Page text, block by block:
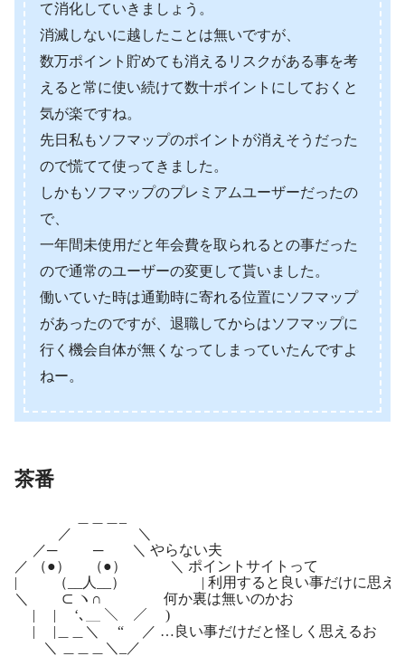
て消化していきましょう。
消滅しないに越したことは無いですが、
数万ポイント貯めても消えるリスクがある事を考
えると常に使い続けて数十ポイントにしておくと
気が楽ですね。
先日私もソフマップのポイントが消えそうだった
ので慌てて使ってきました。
しかもソフマップのプレミアムユーザーだったの
で、
一年間未使用だと年会費を取られるとの事だった
ので通常のユーザーの変更して貰いました。
働いていた時は通勤時に寄れる位置にソフマップ
があったのですが、退職してからはソフマップに
行く機会自体が無くなってしまっていたんですよ
ねー。
茶番
／ ＼
／─ ─ ＼ やらない夫
／ （●） （●） ＼ ポイントサイトって
| （__人__） | 利用すると良い事だけに思える
＼ ⊂ ヽ∩ 何か裏は無いのかお
| | ‘､＿ ＼ ／ )
| |＿＿＼ “ ／ …良い事だけだと怪しく思えるお
＼ ＿＿＿＼_／